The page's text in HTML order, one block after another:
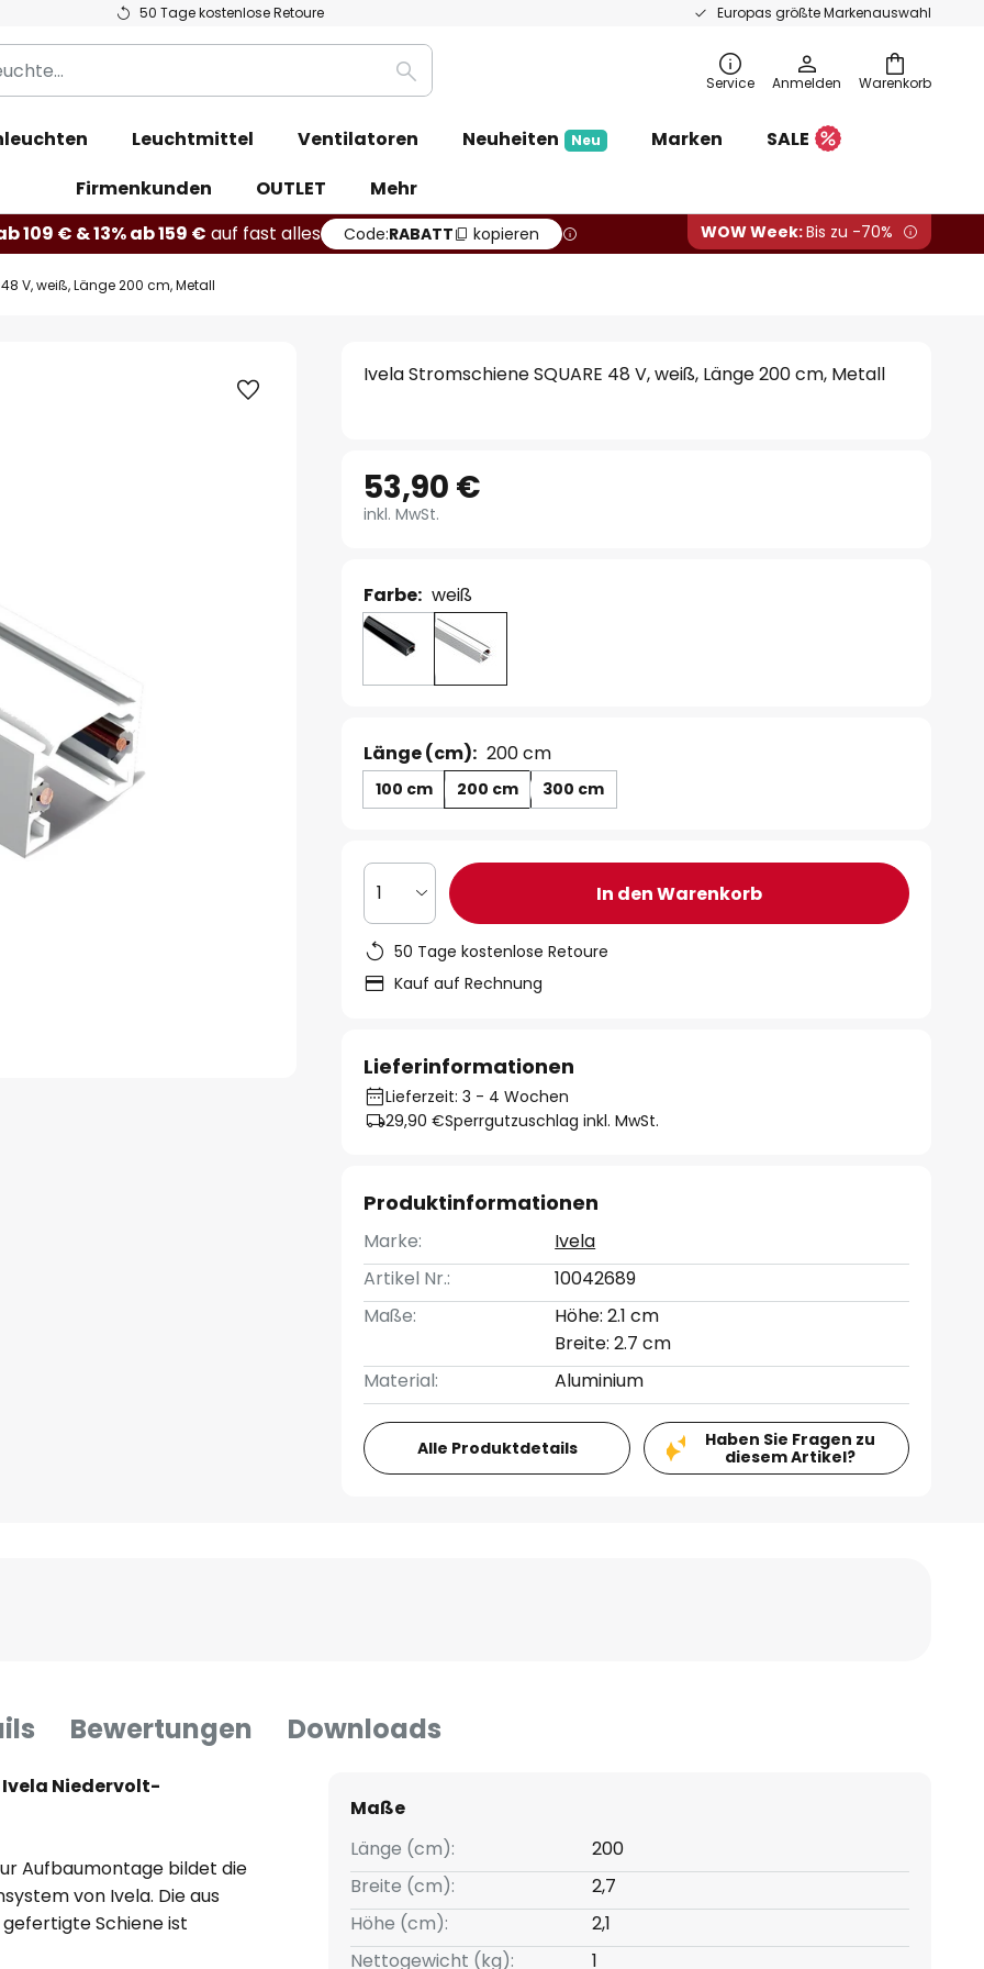
50 Tage kostenlose Retoure Europas größte Markenauswahl
Warenkorb
Suche Service Anmelden
Leuchtmittel Ventilatoren Neuheiten Neu Marken
SALE
Firmenkunden
OUTLET
Mehr
109 € & 13% ab 159 € auf fast alles Code:RABATT kopieren WOW Week:Bis zu -70%
V, weiß, Länge 200 cm, Metall
Ivela Stromschiene SQUARE 48 V, weiß, Länge 200 cm, Metall
53,90 €
inkl. MwSt.
Farbe: weiß
Länge (cm): 200 cm
100 cm 200 cm 300 cm
1 In den Warenkorb
50 Tage kostenlose Retoure
Kauf auf Rechnung
Lieferinformationen
Lieferzeit: 3 - 4 Wochen
29,90 €Sperrgutzuschlag inkl. MwSt.
Produktinformationen
Marke:
Ivela
Artikel Nr.:
10042689
Maße:
Höhe: 2.1 cm
Breite: 2.7 cm
Material:
Aluminium
Alle Produktdetails
Haben Sie Fragen zu
diesem Artikel?
Bewertungen Downloads
Ivela Niedervolt-
Aufbaumontage bildet die
von Ivela. Die aus
Schiene ist
bis max. 72 W in
Maße
Länge (cm):
200
Breite (cm):
2,7
Höhe (cm):
2,1
Nettogewicht (kg):
1